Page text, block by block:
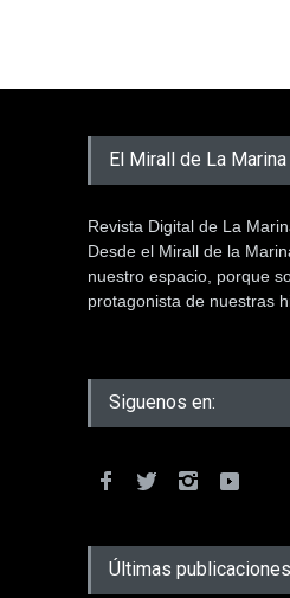
El Mirall de La Marina
Revista Digital de La
Desde el Mirall de la
nuestro espacio, porque
protagonista de nuestras
Siguenos en:
Últimas publicaciones